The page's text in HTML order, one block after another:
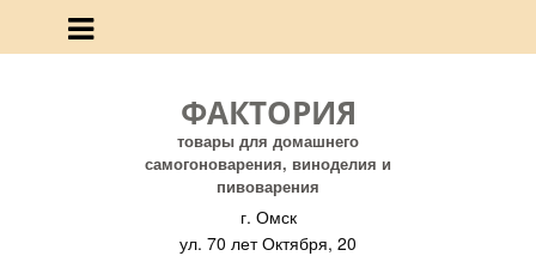
ФАКТОРИЯ
товары для домашнего
самогоноварения, виноделия и
пивоварения
г. Омск
ул. 70 лет Октября, 20